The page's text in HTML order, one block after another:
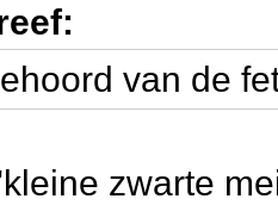
van de
zwarte